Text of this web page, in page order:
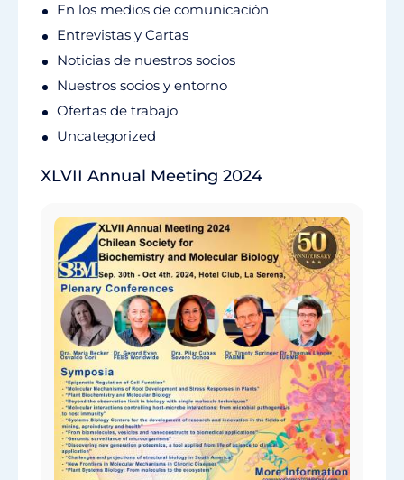
En los medios de comunicación
Entrevistas y Cartas
Noticias de nuestros socios
Nuestros socios y entorno
Ofertas de trabajo
Uncategorized
XLVII Annual Meeting 2024